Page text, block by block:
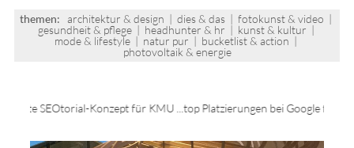
themen: architektur & design | dies & das | fotokunst & video |
gesundheit & pflege| headhunter & hr | kunst & kultur |
mode & lifestyle | natur pur | bucketlist & action |
photovoltaik & energie
für KMU ...top Platzierungen bei Google für Ihr Unternehmen -